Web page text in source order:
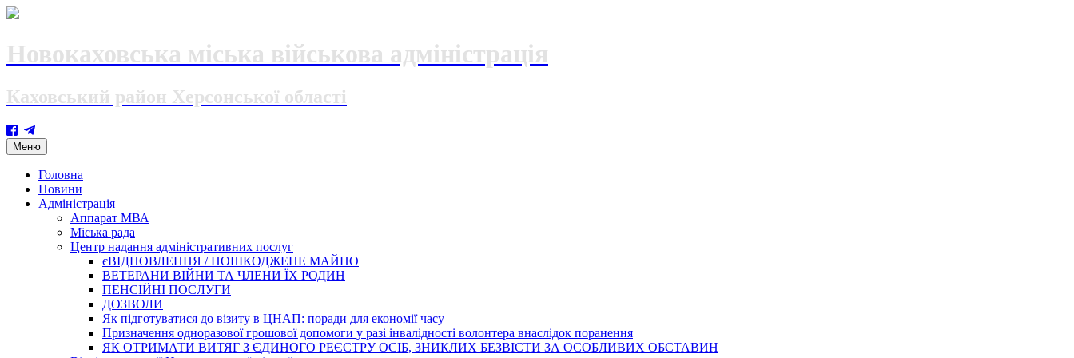
Новокаховська міська військова адміністрація
Каховський район Херсонської області
Меню Skip
to
content
Головна
Новини
Адміністрація
Аппарат МВА
Міська рада
Центр надання адміністративних послуг
єВІДНОВЛЕННЯ / ПОШКОДЖЕНЕ МАЙНО
ВЕТЕРАНИ ВІЙНИ ТА ЧЛЕНИ ЇХ РОДИН
ПЕНСІЙНІ ПОСЛУГИ
ДОЗВОЛИ
Як підготуватися до візиту в ЦНАП: поради для економії часу
Призначення одноразової грошової допомоги у разі інвалідності волонтера внаслідок поранення
ЯК ОТРИМАТИ ВИТЯГ З ЄДИНОГО РЕЄСТРУ ОСІБ, ЗНИКЛИХ БЕЗВІСТИ ЗА ОСОБЛИВИХ ОБСТАВИН